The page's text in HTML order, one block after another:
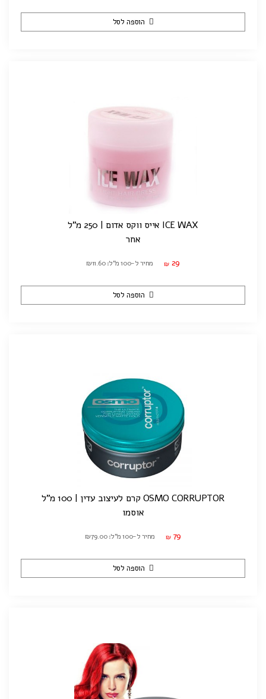
הוספה לסל
ICE WAX אייס ווקס אדום | 250 מ"ל
אחר
₪ 29 מחיר ל-100 מ"ל: ₪11.60
הוספה לסל
OSMO CORRUPTOR קרם לעיצוב עדין | 100 מ"ל
אוסמו
₪ 79 מחיר ל-100 מ"ל: ₪79.00
הוספה לסל